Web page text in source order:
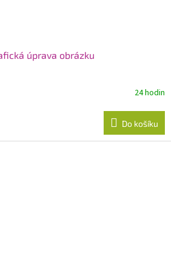
úprava obrázku
24 hodin
Do košíku